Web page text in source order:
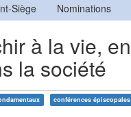
Siège Nominations
à la vie, en
la société
conférences épiscopales